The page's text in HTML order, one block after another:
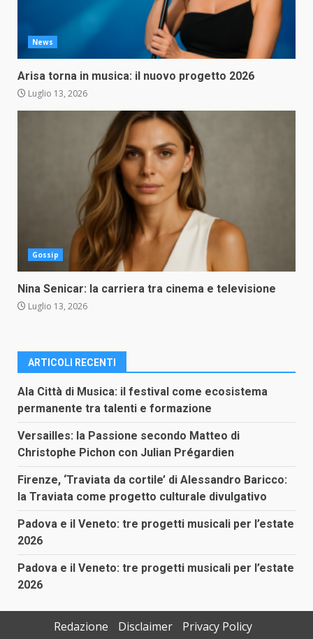
News
Arisa torna in musica: il nuovo progetto 2026
Luglio 13, 2026
Gossip
Nina Senicar: la carriera tra cinema e televisione
Luglio 13, 2026
ARTICOLI RECENTI
Ala Città di Musica: il festival come ecosistema
permanente tra talenti e formazione
Versailles: la Passione secondo Matteo di
Christophe Pichon con Julian Prégardien
Firenze, ‘Traviata da cortile’ di Alessandro Baricco:
la Traviata come progetto culturale divulgativo
Padova e il Veneto: tre progetti musicali per l’estate
2026
Padova e il Veneto: tre progetti musicali per l’estate
2026
Redazione Disclaimer Privacy Policy